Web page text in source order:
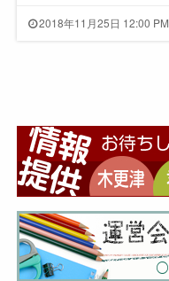
2018年11月25日 12:00 PM